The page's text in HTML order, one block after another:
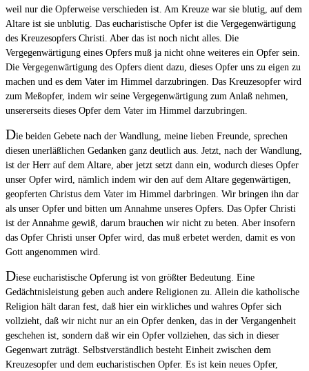
weil nur die Opferweise verschieden ist. Am Kreuze war sie blutig, auf dem
Altare ist sie unblutig. Das eucharistische Opfer ist die Vergegenwärtigung
des Kreuzesopfers Christi. Aber das ist noch nicht alles. Die
Vergegenwärtigung eines Opfers muß ja nicht ohne weiteres ein Opfer sein.
Die Vergegenwärtigung des Opfers dient dazu, dieses Opfer uns zu eigen zu
machen und es dem Vater im Himmel darzubringen. Das Kreuzesopfer wird
zum Meßopfer, indem wir seine Vergegenwärtigung zum Anlaß nehmen,
unsererseits dieses Opfer dem Vater im Himmel darzubringen.
Die beiden Gebete nach der Wandlung, meine lieben Freunde, sprechen
diesen unerläßlichen Gedanken ganz deutlich aus. Jetzt, nach der Wandlung,
ist der Herr auf dem Altare, aber jetzt setzt dann ein, wodurch dieses Opfer
unser Opfer wird, nämlich indem wir den auf dem Altare gegenwärtigen,
geopferten Christus dem Vater im Himmel darbringen. Wir bringen ihn dar
als unser Opfer und bitten um Annahme unseres Opfers. Das Opfer Christi
ist der Annahme gewiß, darum brauchen wir nicht zu beten. Aber insofern
das Opfer Christi unser Opfer wird, das muß erbetet werden, damit es von
Gott angenommen wird.
Diese eucharistische Opferung ist von größter Bedeutung. Eine
Gedächtnisleistung geben auch andere Religionen zu. Allein die katholische
Religion hält daran fest, daß hier ein wirkliches und wahres Opfer sich
vollzieht, daß wir nicht nur an ein Opfer denken, das in der Vergangenheit
geschehen ist, sondern daß wir ein Opfer vollziehen, das sich in dieser
Gegenwart zuträgt. Selbstverständlich besteht Einheit zwischen dem
Kreuzesopfer und dem eucharistischen Opfer. Es ist kein neues Opfer,